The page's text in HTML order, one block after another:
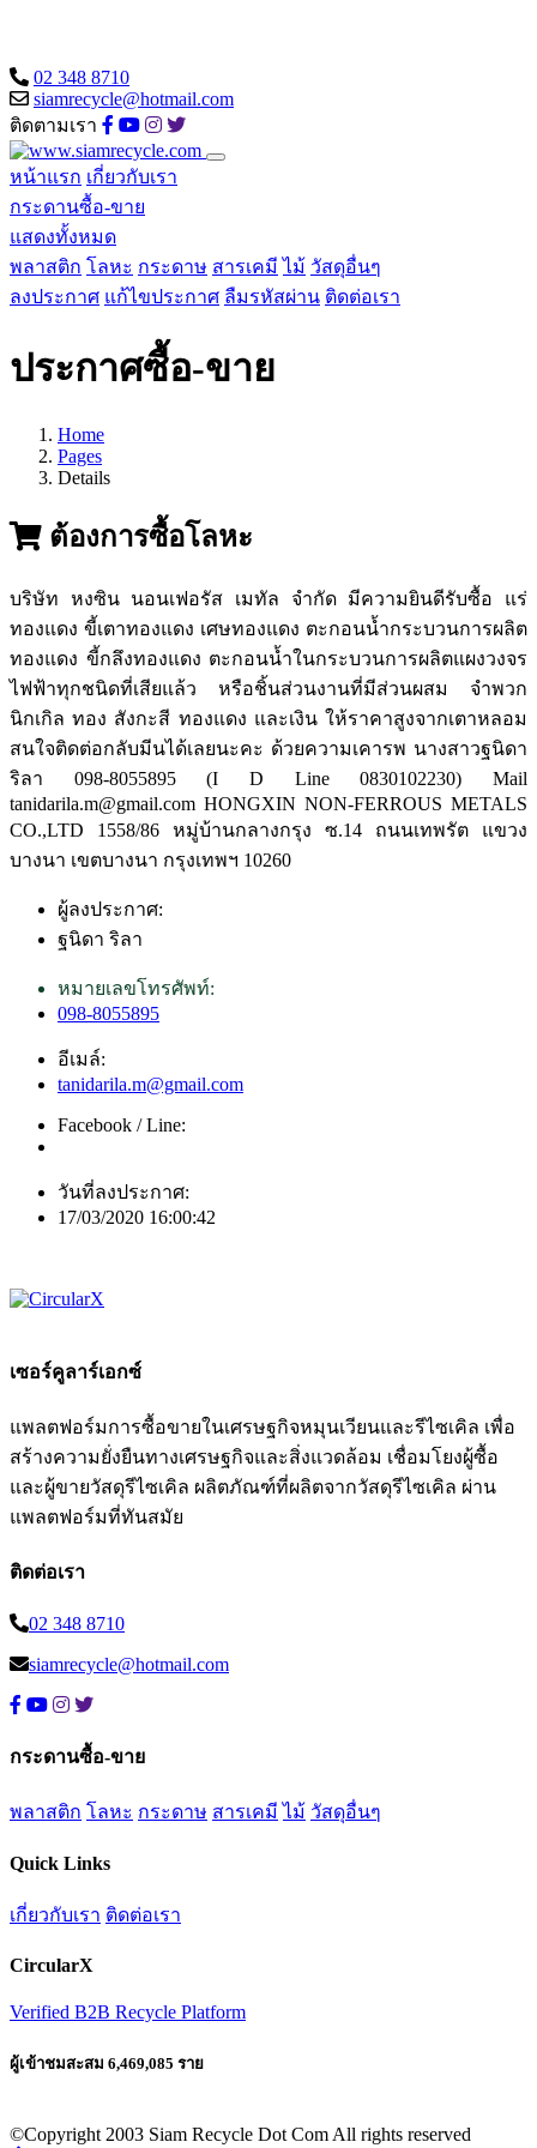
02 348 8710
siamrecycle@hotmail.com
ติดตามเรา
หน้าแรก เกี่ยวกับเรา
กระดานซื้อ-ขาย
แสดงทั้งหมด
พลาสติก โลหะ กระดาษ สารเคมี ไม้ วัสดุอื่นๆ
ลงประกาศ แก้ไขประกาศ ลืมรหัสผ่าน ติดต่อเรา
ประกาศซื้อ-ขาย
Home
Pages
Details
ต้องการซื้อโลหะ
บริษัท หงซิน นอนเฟอรัส เมทัล จำกัด มีความยินดีรับซื้อ แร่
ทองแดง ขี้เตาทองแดง เศษทองแดง ตะกอนน้ำกระบวนการผลิต
ทองแดง ขี้กลึงทองแดง ตะกอนน้ำในกระบวนการผลิตแผงวงจร
ไฟฟ้าทุกชนิดที่เสียแล้ว หรือชิ้นส่วนงานที่มีส่วนผสม จำพวก
นิกเกิล ทอง สังกะสี ทองแดง และเงิน ให้ราคาสูงจากเตาหลอม
สนใจติดต่อกลับมีนได้เลยนะคะ ด้วยความเคารพ นางสาวฐนิดา
ริลา 098-8055895 (I D Line 0830102230) Mail
tanidarila.m@gmail.com HONGXIN NON-FERROUS METALS
CO.,LTD 1558/86 หมู่บ้านกลางกรุง ซ.14 ถนนเทพรัต แขวง
บางนา เขตบางนา กรุงเทพฯ 10260
ผู้ลงประกาศ:
ฐนิดา ริลา
หมายเลขโทรศัพท์:
098-8055895
อีเมล์:
tanidarila.m@gmail.com
Facebook / Line:
วันที่ลงประกาศ:
17/03/2020 16:00:42
เซอร์คูลาร์เอกซ์
แพลตฟอร์มการซื้อขายในเศรษฐกิจหมุนเวียนและรีไซเคิล เพื่อ
สร้างความยั่งยืนทางเศรษฐกิจและสิ่งแวดล้อม เชื่อมโยงผู้ซื้อ
และผู้ขายวัสดุรีไซเคิล ผลิตภัณฑ์ที่ผลิตจากวัสดุรีไซเคิล ผ่าน
แพลตฟอร์มที่ทันสมัย
ติดต่อเรา
02 348 8710
siamrecycle@hotmail.com
กระดานซื้อ-ขาย
พลาสติก โลหะ กระดาษ สารเคมี ไม้ วัสดุอื่นๆ
Quick Links
เกี่ยวกับเรา ติดต่อเรา
CircularX
Verified B2B Recycle Platform
ผู้เข้าชมสะสม 6,469,085 ราย
©Copyright 2003 Siam Recycle Dot Com All rights reserved